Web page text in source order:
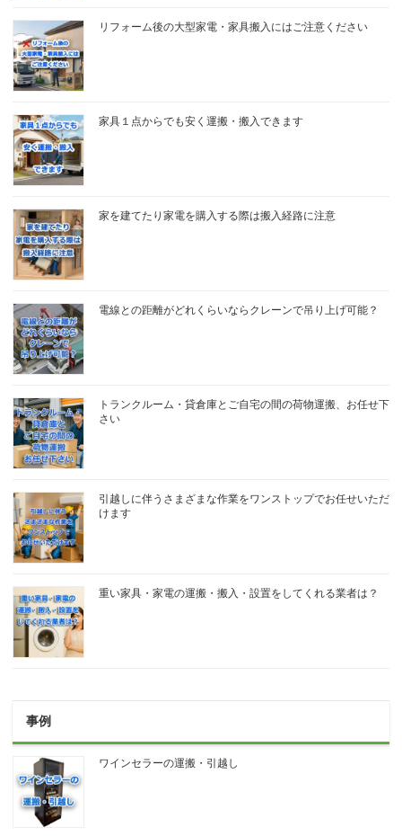
リフォーム後の大型家電・家具搬入にはご注意ください
家具１点からでも安く運搬・搬入できます
家を建てたり家電を購入する際は搬入経路に注意
電線との距離がどれくらいならクレーンで吊り上げ可能？
トランクルーム・貸倉庫とご自宅の間の荷物運搬、お任せ下
さい
引越しに伴うさまざまな作業をワンストップでお任せいただ
けます
重い家具・家電の運搬・搬入・設置をしてくれる業者は？
事例
ワインセラーの運搬・引越し